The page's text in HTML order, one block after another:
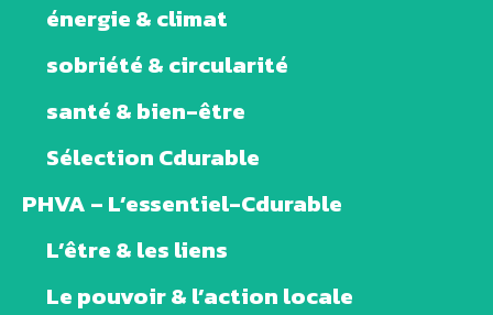
énergie & climat
sobriété & circularité
santé & bien-être
Sélection Cdurable
PHVA – L’essentiel-Cdurable
L’être & les liens
Le pouvoir & l’action locale